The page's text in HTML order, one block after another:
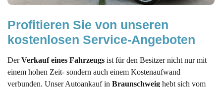
Profitieren Sie von unseren
kostenlosen Service-Angeboten
DerVerkauf eines Fahrzeugs ist für den Besitzer nicht nur mit
einem hohen Zeit- sondern auch einem Kostenaufwand
verbunden. Unser Autoankauf in Braunschweig hebt sich vom